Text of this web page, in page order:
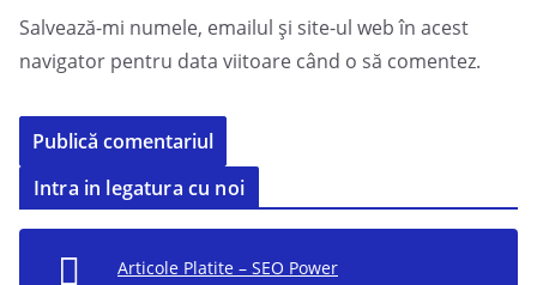
Salvează-mi numele, emailul și site-ul web în acest
navigator pentru data viitoare când o să comentez.
Intra in legatura cu noi
Articole Platite – SEO Power